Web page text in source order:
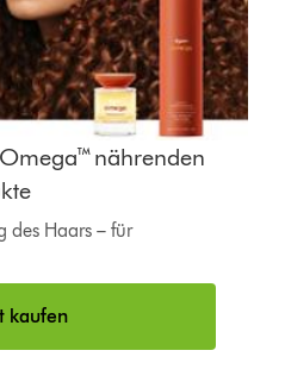
nährenden
des Haars – für
kaufen